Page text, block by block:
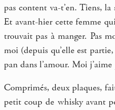
pas content va-t’en. Tiens,
Et avant-hier cette femme
trouvait pas à manger. Pas
moi (depuis qu’elle est
pan dans l’amour. Moi
Comprimés, deux plaques,
petit coup de whisky avant